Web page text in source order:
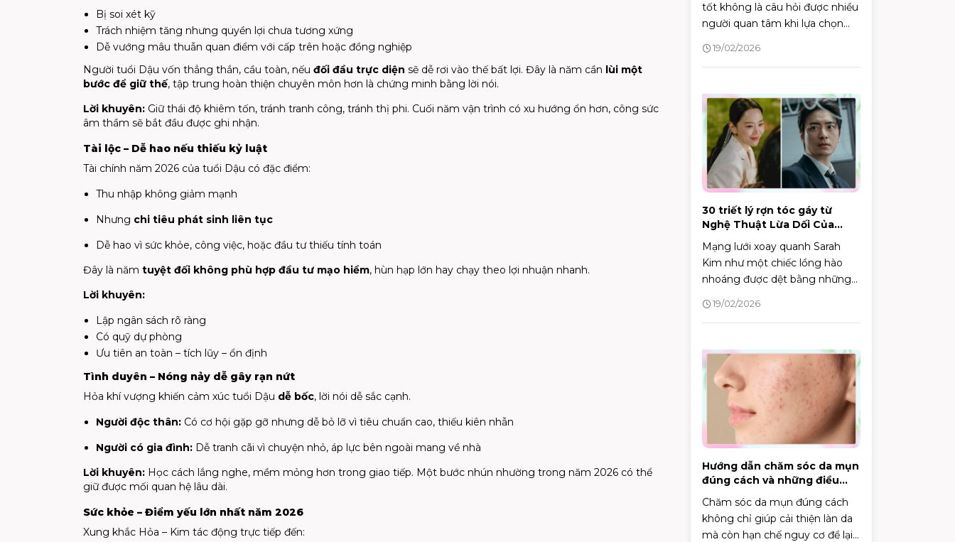
Bị soi xét kỹ
Trách nhiệm tăng nhưng quyền lợi chưa tương xứng
Dễ vướng mâu thuẫn quan điểm với cấp trên hoặc đồng nghiệp
Người tuổi Dậu vốn thẳng thắn, cầu toàn, nếu đối đầu trực diện sẽ dễ rơi vào thế bất lợi. Đây là năm cần lùi một
bước để giữ thế, tập trung hoàn thiện chuyên môn hơn là chứng minh bằng lời nói.
Lời khuyên: Giữ thái độ khiêm tốn, tránh tranh công, tránh thị phi. Cuối năm vận trình có xu hướng ổn hơn, công sức
âm thầm sẽ bắt đầu được ghi nhận.
Tài lộc – Dễ hao nếu thiếu kỷ luật
Tài chính năm 2026 của tuổi Dậu có đặc điểm:
Thu nhập không giảm mạnh
Nhưng chi tiêu phát sinh liên tục
Dễ hao vì sức khỏe, công việc, hoặc đầu tư thiếu tính toán
Đây là năm tuyệt đối không phù hợp đầu tư mạo hiểm, hùn hạp lớn hay chạy theo lợi nhuận nhanh.
Lời khuyên:
Lập ngân sách rõ ràng
Có quỹ dự phòng
Ưu tiên an toàn – tích lũy – ổn định
Tình duyên – Nóng nảy dễ gây rạn nứt
Hỏa khí vượng khiến cảm xúc tuổi Dậu dễ bốc, lời nói dễ sắc cạnh.
Người độc thân: Có cơ hội gặp gỡ nhưng dễ bỏ lỡ vì tiêu chuẩn cao, thiếu kiên nhẫn
Người có gia đình: Dễ tranh cãi vì chuyện nhỏ, áp lực bên ngoài mang về nhà
Lời khuyên: Học cách lắng nghe, mềm mỏng hơn trong giao tiếp. Một bước nhún nhường trong năm 2026 có thể
giữ được mối quan hệ lâu dài.
Sức khỏe – Điểm yếu lớn nhất năm 2026
Xung khắc Hỏa – Kim tác động trực tiếp đến:
tốt không là câu hỏi được nhiều
người quan tâm khi lựa chọn
sản phẩm bảo vệ da. Bài viết
này sẽ đánh giá chi tiết thành
nắng Sunplay, giúp bạn đưa ra
quyết định phù hợp với làn da
của mình.
19/02/2026
30 triết lý rợn tóc gáy từ
Nghệ Thuật Lừa Dối Của
Mạng lưới xoay quanh Sarah
Kim như một chiếc lồng hào
nhoáng được dệt bằng những
lời dối trá.
19/02/2026
Hướng dẫn chăm sóc da mụn
đúng cách và những điều
Chăm sóc da mụn đúng cách
không chỉ giúp cải thiện làn da
mà còn hạn chế nguy cơ để lại